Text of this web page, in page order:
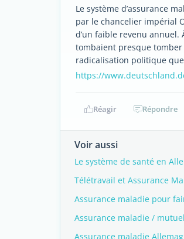
Le système d’assurance
par le chancelier impérial
d’un faible revenu annuel.
tombaient presque tomber
radicalisation politique
https://
Réagir Répondre
Voir aussi
Le système de santé en
Télétravail et Assurance
Assurance maladie pour
Assurance maladie /
Assurance maladie